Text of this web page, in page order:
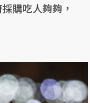
購吃人夠夠，